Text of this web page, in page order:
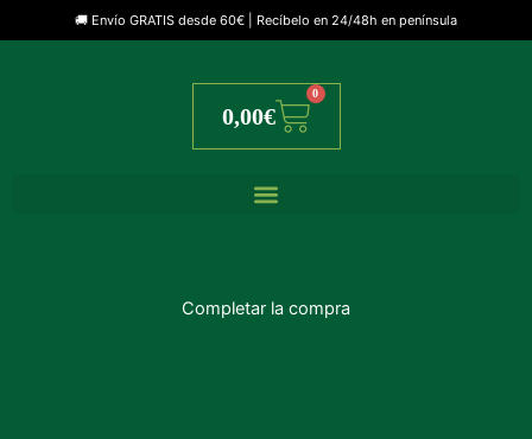
🚚 Envío GRATIS desde 60€ | Recíbelo en 24/48h en península
0,00€
0
Cart
Completar la compra